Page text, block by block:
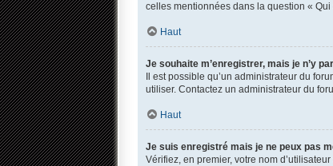
celles mentionnées dans la question «
Haut
Je souhaite m’enregistrer, mais je n’y
Il est possible qu’un administrateur du
utiliser. Contactez un administrateur du
Haut
Je suis enregistré mais je ne peux pas
Vérifiez, en premier, votre nom